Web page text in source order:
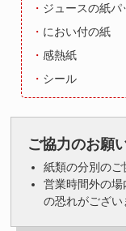
ジュースの紙パ
におい付の紙
感熱紙
シール
ご協力のお願
紙類の分別のご
営業時間外の
の恐れがござい